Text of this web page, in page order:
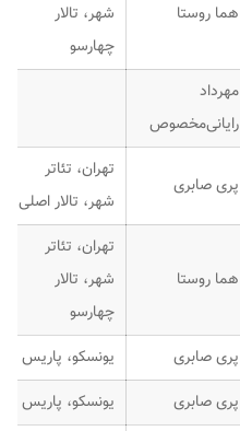
هما روستا
شهر، تالار
چهارسو
مهرداد
رایانی‌مخصوص
پری صابری
تهران، تئاتر
شهر، تالار اصلی
هما روستا
تهران، تئاتر
شهر، تالار
چهارسو
پری صابری
یونسکو، پاریس
پری صابری یونسکو، پاریس